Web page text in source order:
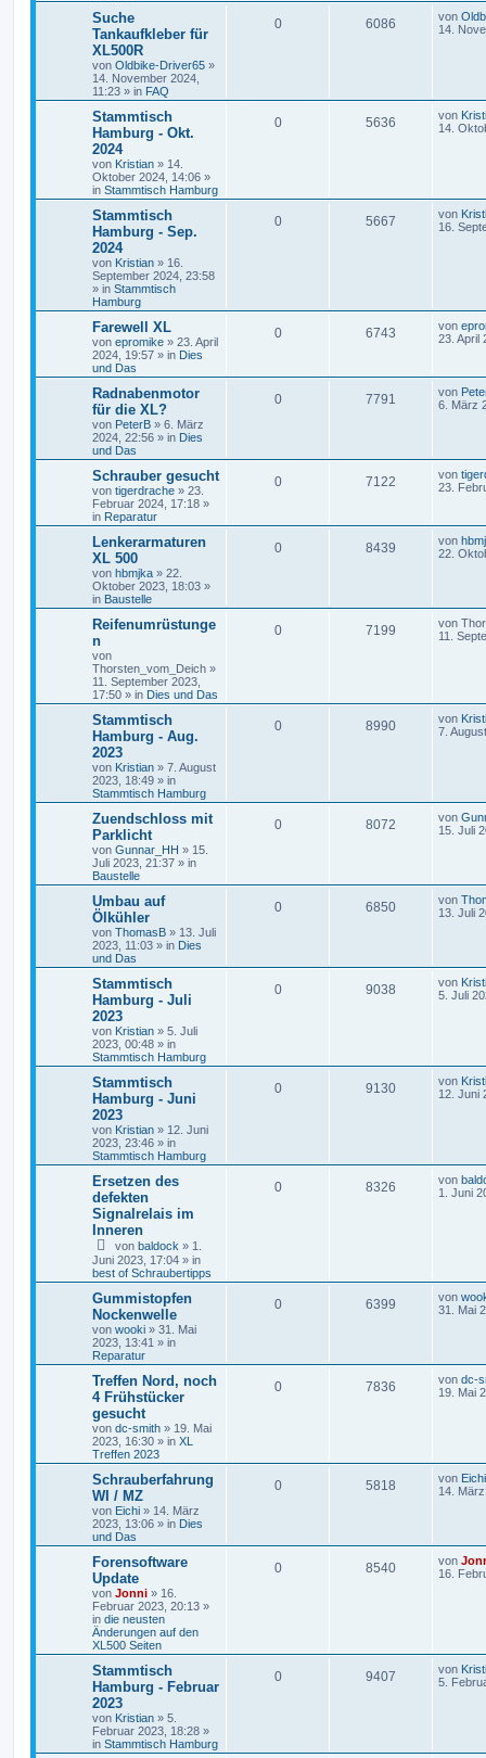
Suche
Tankaufkleber für
XL500R
von Oldbike-Driver65 »
14. November 2024,
11:23 » in FAQ
0 6086 von
14.
Stammtisch
Hamburg - Okt.
2024
von Kristian » 14.
Oktober 2024, 14:06 »
in Stammtisch Hamburg
0 5636 von
14.
Stammtisch
Hamburg - Sep.
2024
von Kristian » 16.
September 2024, 23:58
» in Stammtisch
Hamburg
0 5667 von
16.
Farewell XL
von epromike » 23. April
2024, 19:57 » in Dies
und Das
0 6743 von
23. April
Radnabenmotor
für die XL?
von PeterB » 6. März
2024, 22:56 » in Dies
und Das
0 7791 von
6. März
Schrauber gesucht
von tigerdrache » 23.
Februar 2024, 17:18 »
in Reparatur
0 7122 von
23.
Lenkerarmaturen
XL 500
von hbmjka » 22.
Oktober 2023, 18:03 »
in Baustelle
0 8439 von
22.
Reifenumrüstunge
n
von
Thorsten_vom_Deich »
11. September 2023,
17:50 » in Dies und Das
0 7199 von
11.
Stammtisch
Hamburg - Aug.
2023
von Kristian » 7. August
2023, 18:49 » in
Stammtisch Hamburg
0 8990 von
7.
Zuendschloss mit
Parklicht
von Gunnar_HH » 15.
Juli 2023, 21:37 » in
Baustelle
0 8072 von
15. Juli
Umbau auf
Ölkühler
von ThomasB » 13. Juli
2023, 11:03 » in Dies
und Das
0 6850 von
13. Juli
Stammtisch
Hamburg - Juli
2023
von Kristian » 5. Juli
2023, 00:48 » in
Stammtisch Hamburg
0 9038 von
5. Juli
Stammtisch
Hamburg - Juni
2023
von Kristian » 12. Juni
2023, 23:46 » in
Stammtisch Hamburg
0 9130 von
12. Juni
Ersetzen des
defekten
Signalrelais im
Inneren
von baldock » 1.
Juni 2023, 17:04 » in
best of Schraubertipps
0 8326 von
1. Juni
Gummistopfen
Nockenwelle
von wooki » 31. Mai
2023, 13:41 » in
Reparatur
0 6399 von
31. Mai
Treffen Nord, noch
4 Frühstücker
gesucht
von dc-smith » 19. Mai
2023, 16:30 » in XL
Treffen 2023
0 7836 von dc-
19. Mai
Schrauberfahrung
WI / MZ
von Eichi » 14. März
2023, 13:06 » in Dies
und Das
0 5818 von Eichi
14.
Forensoftware
Update
von Jonni » 16.
Februar 2023, 20:13 »
in die neusten
Änderungen auf den
XL500 Seiten
0 8540 von
16.
Stammtisch
Hamburg - Februar
2023
von Kristian » 5.
Februar 2023, 18:28 »
in Stammtisch Hamburg
0 9407 von
5.